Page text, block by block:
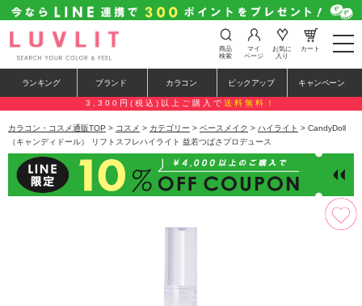
t
o
e
n
a
a
i
o
n
商品
検索
マイ
ページ
お気に
入り
カート
ランキング ブランド カラコン ピックアップ キャンペーン
3,300円(税込)以上ご購入で 送料無料！
カラコン・コスメ通販TOP > コスメ > カテゴリー > ベースメイク > ハイライト > CandyDoll
（キャンディドール） リフトスフレハイライト 益若つばさプロデュース